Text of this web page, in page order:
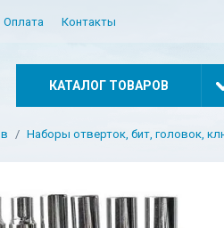
Оплата Контакты
КАТАЛОГ ТОВАРОВ
Наборы отверток, бит, головок,